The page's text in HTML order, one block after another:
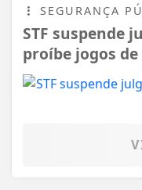
SEGURANÇA
STF suspende
proíbe jogos